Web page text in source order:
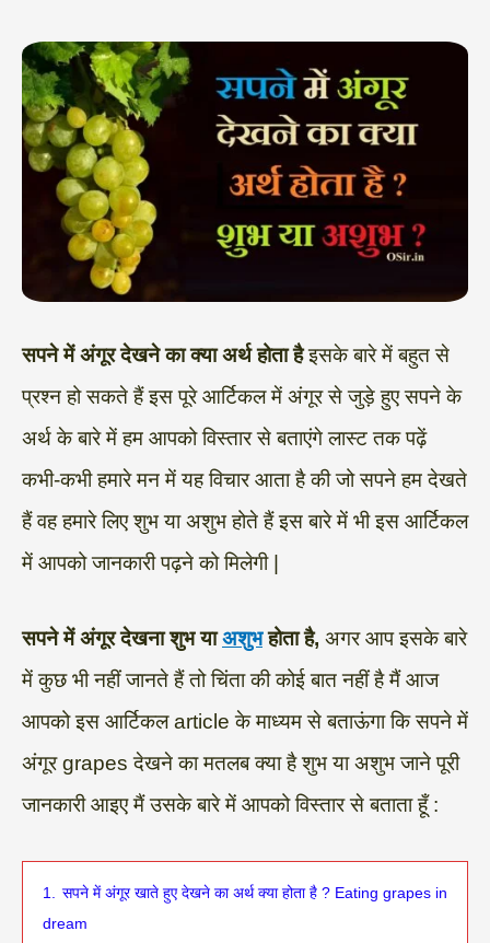
सपने में अंगूर देखने का क्या अर्थ होता हैइसके बारे में बहुत से
प्रश्न हो सकते हैं इस पूरे आर्टिकल में अंगूर से जुड़े हुए सपने के
अर्थ के बारे में हम आपको विस्तार से बताएंगे लास्ट तक पढ़ें
कभी-कभी हमारे मन में यह विचार आता है की जो सपने हम देखते
हैं वह हमारे लिए शुभ या अशुभ होते हैं इस बारे में भी इस आर्टिकल
में आपको जानकारी पढ़ने को मिलेगी |
सपने में अंगूर देखना शुभ याअशुभहोता है, अगर आप इसके बारे
में कुछ भी नहीं जानते हैं तो चिंता की कोई बात नहीं है मैं आज
आपको इस आर्टिकल article के माध्यम से बताऊंगा कि सपने में
अंगूर grapes देखने का मतलब क्या है शुभ या अशुभ जाने पूरी
जानकारी आइए मैं उसके बारे में आपको विस्तार से बताता हूँ :
1.
सपने में अंगूर खाते हुए देखने का अर्थ क्या होता है ? Eating grapes in
dream